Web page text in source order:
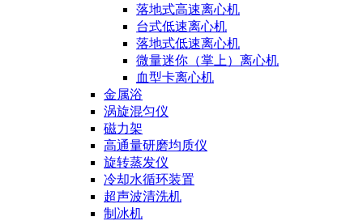
落地式高速离心机
台式低速离心机
落地式低速离心机
微量迷你（掌上）离心机
血型卡离心机
金属浴
涡旋混匀仪
磁力架
高通量研磨均质仪
旋转蒸发仪
冷却水循环装置
超声波清洗机
制冰机